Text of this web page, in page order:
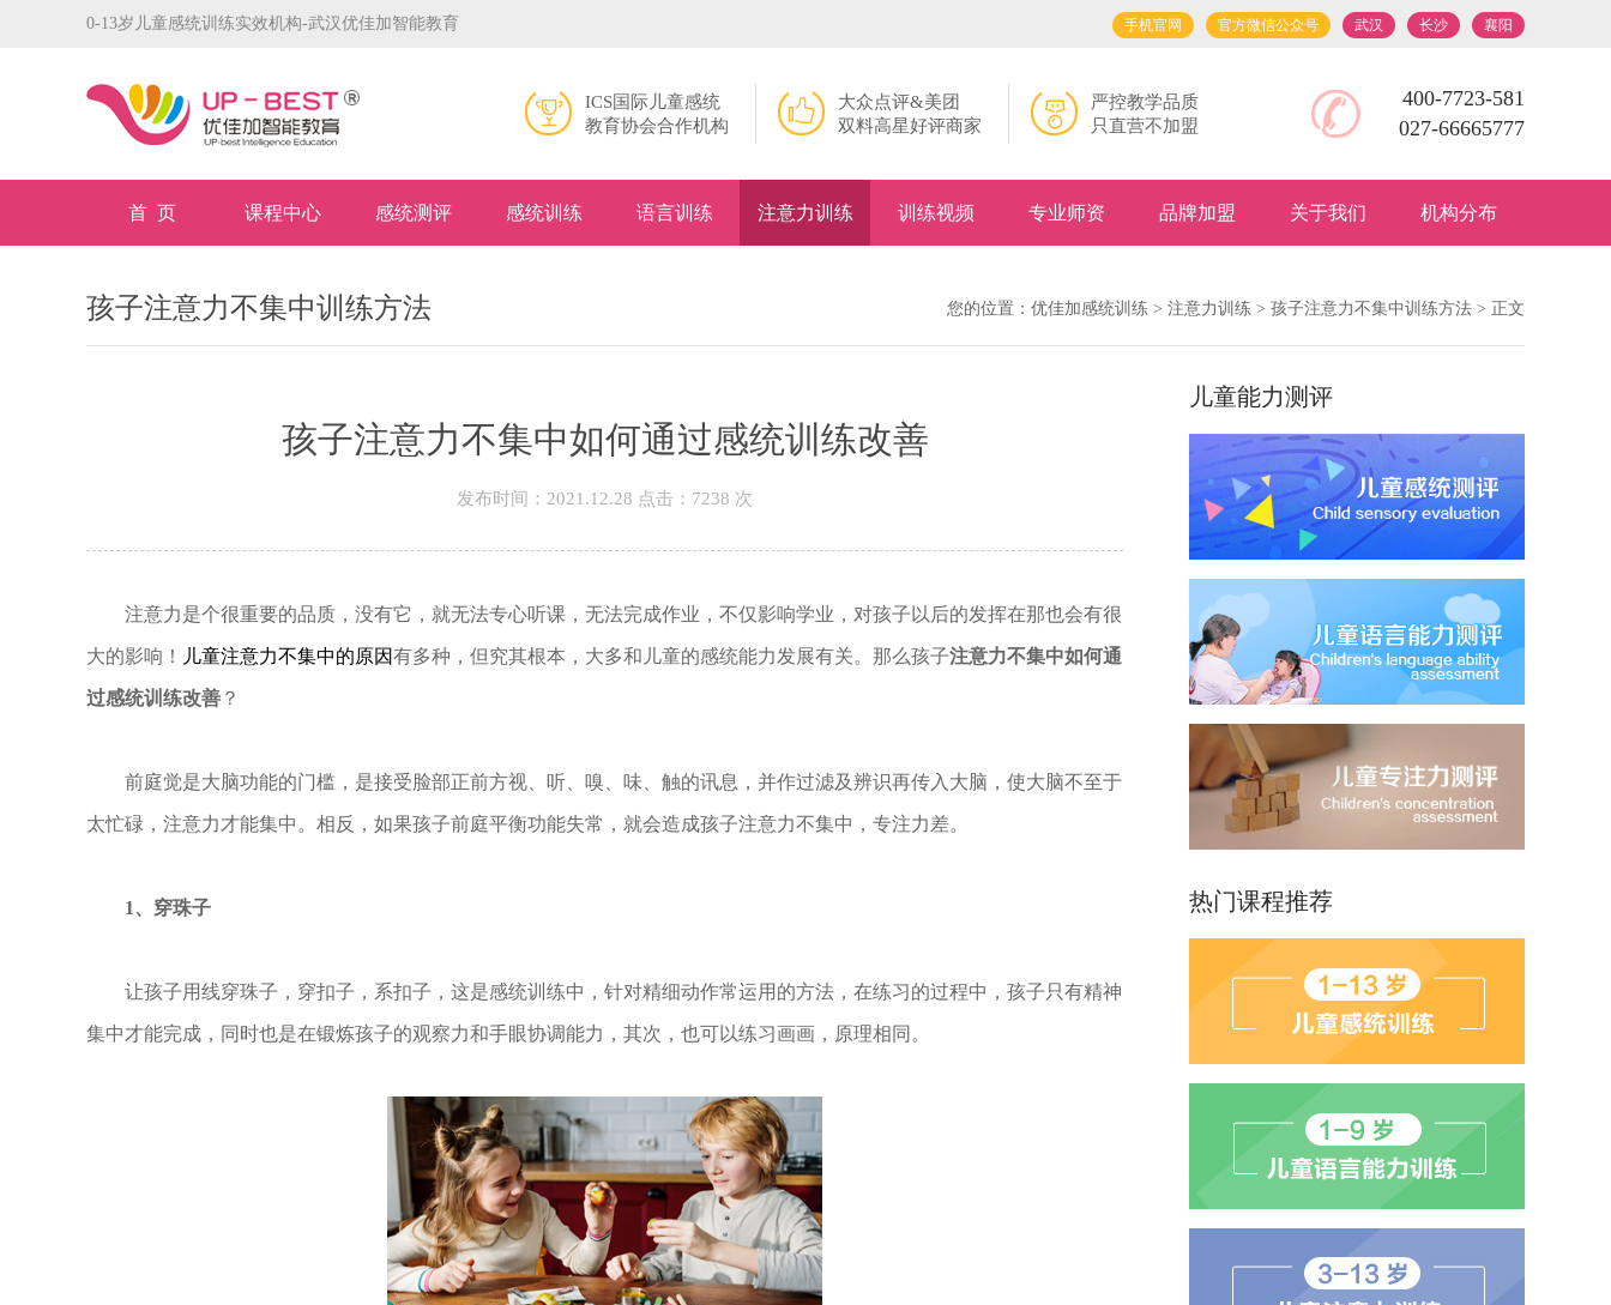
0-13岁儿童感统训练实效机构-武汉优佳加智能教育 襄阳
长沙
武汉
官方微信公众号
手机官网
严控教学品质
只直营不加盟
大众点评&美团
双料高星好评商家
ICS国际儿童感统
教育协会合作机构
400-7723-581
027-66665777
首 页 课程中心 感统测评 感统训练 语言训练 注意力训练 训练视频 专业师资 品牌加盟 关于我们 机构分布
孩子注意力不集中训练方法 您的位置： 优佳加感统训练 > 注意力训练 > 孩子注意力不集中训练方法 > 正文
孩子注意力不集中如何通过感统训练改善
发布时间：2021.12.28 点击：7238 次
注意力是个很重要的品质，没有它，就无法专心听课，无法完成作业，不仅影响学业，对孩子以后的发挥在那也会有很
大的影响！ 儿童注意力不集中的原因有多种，但究其根本，大多和儿童的感统能力发展有关。那么孩子注意力不集中如何通
过感统训练改善 ？
前庭觉是大脑功能的门槛，是接受脸部正前方视、听、嗅、味、触的讯息，并作过滤及辨识再传入大脑，使大脑不至于
太忙碌，注意力才能集中。相反，如果孩子前庭平衡功能失常，就会造成孩子注意力不集中，专注力差。
1、穿珠子
让孩子用线穿珠子，穿扣子，系扣子，这是感统训练中，针对精细动作常运用的方法，在练习的过程中，孩子只有精神
集中才能完成，同时也是在锻炼孩子的观察力和手眼协调能力，其次，也可以练习画画，原理相同。
儿童能力测评
热门课程推荐